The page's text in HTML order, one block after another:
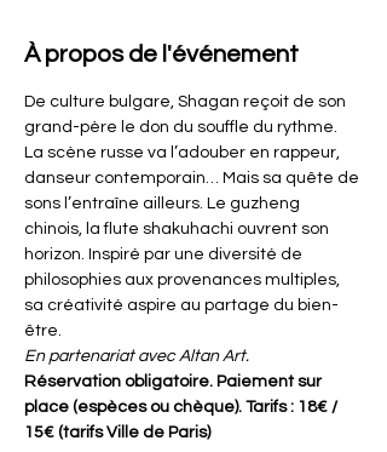
À propos de l'événement
De culture bulgare, Shagan reçoit de son
grand-père le don du souffle du rythme.
La scène russe va l’adouber en rappeur,
danseur contemporain… Mais sa quête de
sons l’entraîne ailleurs. Le guzheng
chinois, la flute shakuhachi ouvrent son
horizon. Inspiré par une diversité de
philosophies aux provenances multiples,
sa créativité aspire au partage du bien-
être.
En partenariat avec Altan Art.
Réservation obligatoire. Paiement sur
place (espèces ou chèque). Tarifs : 18€ /
15€ (tarifs Ville de Paris)